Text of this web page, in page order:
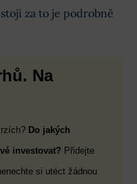
za to je podrobně
Na
Do jakých
investovat? Přidejte
si utéct žádnou